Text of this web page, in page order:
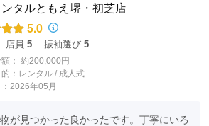
タルともえ堺・初芝店
5.0
店員 5 振袖選び 5
： 約200,000円
： レンタル / 成人式
2026年05月
が見つかった良かったです。丁寧にいろ